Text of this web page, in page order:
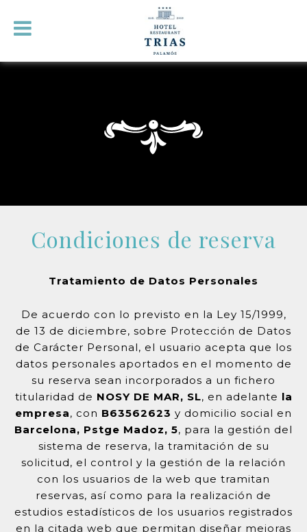
Condiciones de reserva
Tratamiento de Datos Personales
De acuerdo con lo previsto en la Ley 15/1999,
de 13 de diciembre, sobre Protección de Datos
de Carácter Personal, el usuario acepta que los
datos personales aportados en el momento de
su reserva sean incorporados a un fichero
titularidad de NOSY DE MAR, SL, en adelante la
empresa, con B63562623 y domicilio social en
Barcelona, Pstge Madoz, 5, para la gestión del
sistema de reserva, la tramitación de su
solicitud, el control y la gestión de la relación
con los usuarios de la web que tramitan
reservas, así como para la realización de
estudios estadísticos de los usuarios registrados
en la citada web que permitan diseñar mejoras